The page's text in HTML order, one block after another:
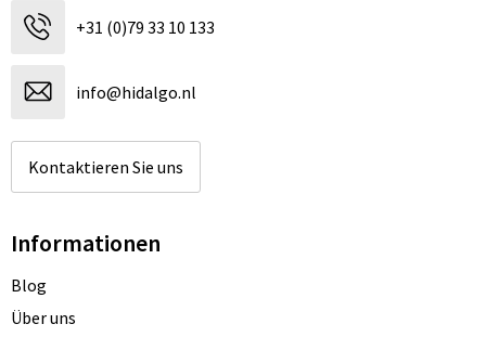
+31 (0)79 33 10 133
info@hidalgo.nl
Kontaktieren Sie uns
Informationen
Blog
Über uns